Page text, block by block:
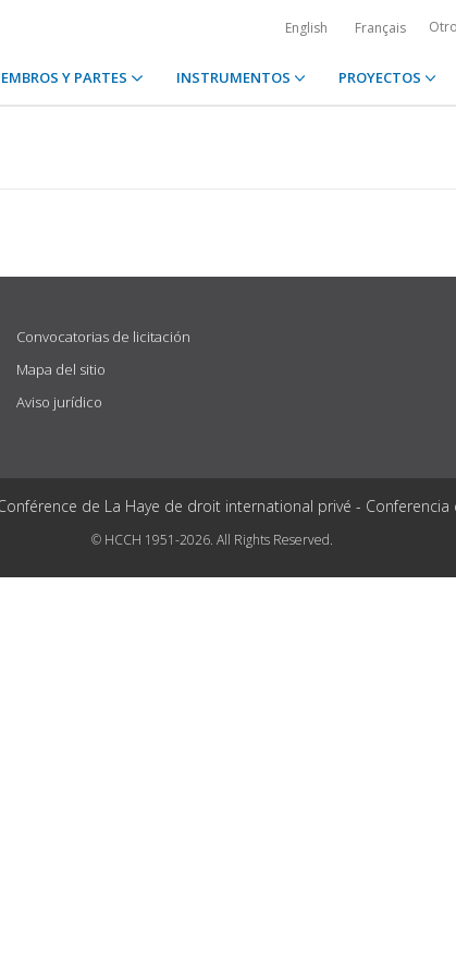
English Français
Y PARTES INSTRUMENTOS PROYECTOS
Convocatorias de licitación
Mapa del sitio
Aviso jurídico
de La Haye de droit international privé -
© HCCH 1951-2026. All Rights Reserved.